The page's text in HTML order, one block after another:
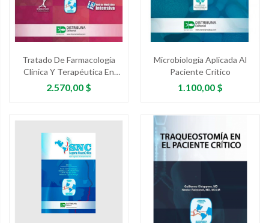
Tratado De Farmacología
Clínica Y Terapéutica En
Cuidados Críticos
Precio
2.570,00 $
Microbiología Aplicada Al
Paciente Crítico
Precio
1.100,00 $